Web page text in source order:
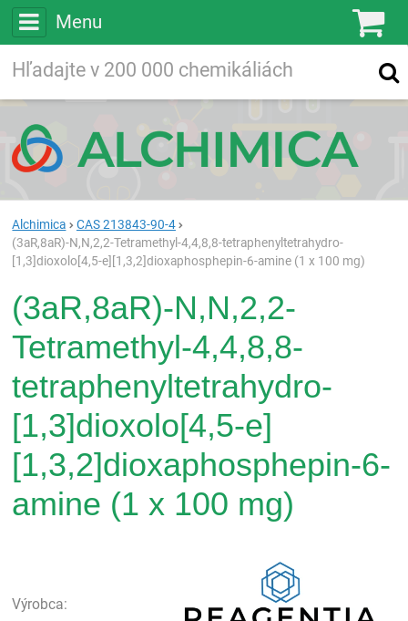
Menu
Vyhľadávanie
Alchimica
CAS 213843-90-4
(3aR,8aR)-N,N,2,2-Tetramethyl-4,4,8,8-tetraphenyltetrahydro-
[1,3]dioxolo[4,5-e][1,3,2]dioxaphosphepin-6-amine (1 x 100 mg)
(3aR,8aR)-N,N,2,2-
Tetramethyl-4,4,8,8-
tetraphenyltetrahydro-
[1,3]dioxolo[4,5-e]
[1,3,2]dioxaphosphepin-6-
amine (1 x 100 mg)
Výrobca: